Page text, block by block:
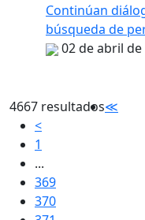
Continúan
búsqueda de
02 de abril de
4667 resultados≪
<
1
...
369
370